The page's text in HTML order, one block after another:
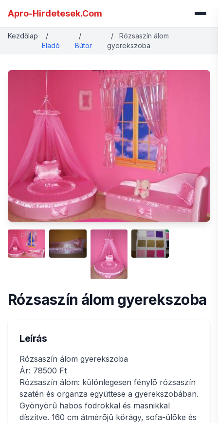
Apro-Hirdetesek.Com
Kezdőlap
/
Eladó
/
Bútor
/
Rózsaszín álom
gyerekszoba
Rózsaszín álom gyerekszoba
Leírás
Rózsaszín álom gyerekszoba
Ár: 78500 Ft
Rózsaszín álom: különlegesen fénylõ rózsaszín
szatén és organza együttese a gyerekszobában.
Gyönyörû habos fodrokkal és masnikkal
díszítve. 160 cm átmérõjû körágy, sofa-ülõke és